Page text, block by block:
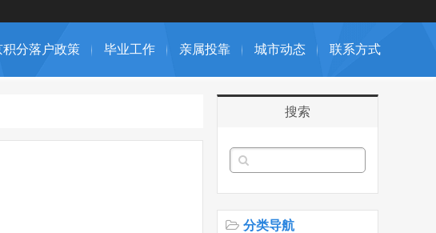
积分落户政策 毕业工作 亲属投靠 城市动态 联系方式
搜索
分类导航